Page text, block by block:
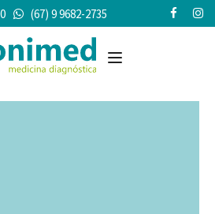
(67) 9 9682-2735